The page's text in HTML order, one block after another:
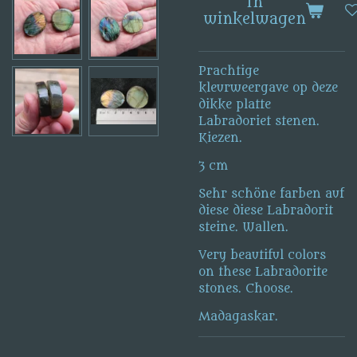
winkelwagen
Prachtige
kleurweergave op deze
dikke platte
Labradoriet stenen.
Kiezen.
3 cm
Sehr schöne farben auf
diese diese Labradorit
steine. Wallen.
Very beautiful colors
on these Labradorite
stones. Choose.
Madagaskar.